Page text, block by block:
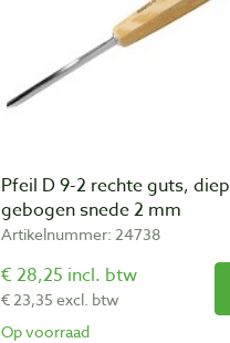
Pfeil D 9-2 rechte guts, diep
gebogen snede 2 mm
Artikelnummer: 24738
€ 28,25 incl. btw
€ 23,35 excl. btw
Op voorraad